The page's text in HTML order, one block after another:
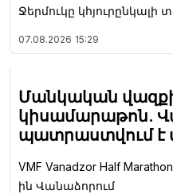
Ջերմուկը կհյուրընկալի
07.08.2026 15:29
Մանկական
կիսամարաթոն.
պատրաստվում է
VMF Vanadzor Half
ին Վանաձորում